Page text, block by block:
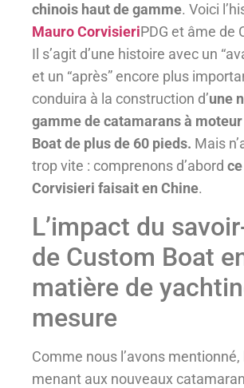
chinois haut de gamme. Voici
Mauro CorvisieriPDG et âme de
Il s’agit d’une histoire avec un
et un “après” encore plus
conduira à la construction d’une
gamme de catamarans à
Boat de plus de 60 pieds. Mais
trop vite : comprenons d’abord
Corvisieri faisait en Chine.
L’impact du
de Custom Boat
matière de
mesure
Comme nous l’avons mentionné,
menant aux nouveaux